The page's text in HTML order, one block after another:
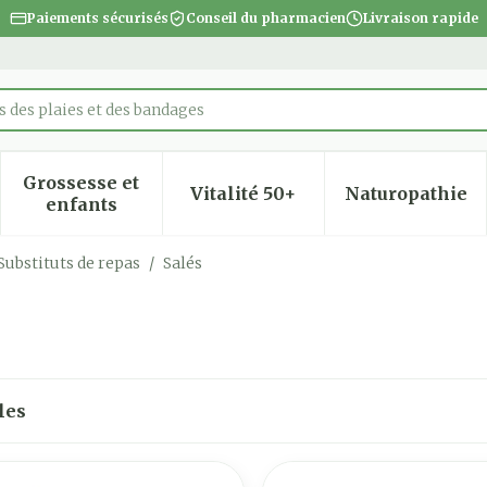
Paiements sécurisés Conseil du pharmacien Livraison rapide
plaies et des bandages
catégorie Beauté, soins et hygiène
sous-menu pour la catégorie Régime,
Grossesse et
enfantsAfficher le sous-menu pour la catégorie
Vitalité 50+Afficher le sous-menu
Naturopathie
Afficher
de repas / Salés